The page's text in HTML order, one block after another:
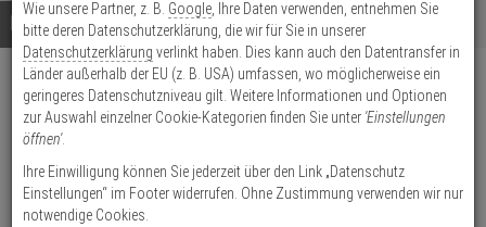
geben
Sie
mindestens
Zeichen
ein,
um
Suche
wurde
noch
Kategorien
Suche
gestartet
Details Beratung
Abus ES WC L S 55 78 24
Einsteckschloss, silber
Produktmerkmale
Wie unsere Partner, z. B. Google , Ihre Daten verwenden, entnehmen Sie
bitte deren Datenschutzerklärung, die wir für Sie in unserer
Datenschutzerklärung verlinkt haben. Dies kann auch den Datentransfer in
Länder außerhalb der EU (z. B. USA) umfassen, wo möglicherweise ein
geringeres Datenschutzniveau gilt. Weitere Informationen und Optionen
zur Auswahl einzelner Cookie-Kategorien finden Sie unter 'Einstellungen
öffnen'.
Ihre Einwilligung können Sie jederzeit über den Link „Datenschutz
Einstellungen“ im Footer widerrufen. Ohne Zustimmung verwenden wir nur
notwendige Cookies.